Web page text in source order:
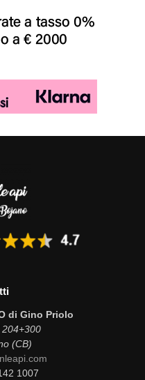
di Gino Priolo
204+300
(CB)
1007